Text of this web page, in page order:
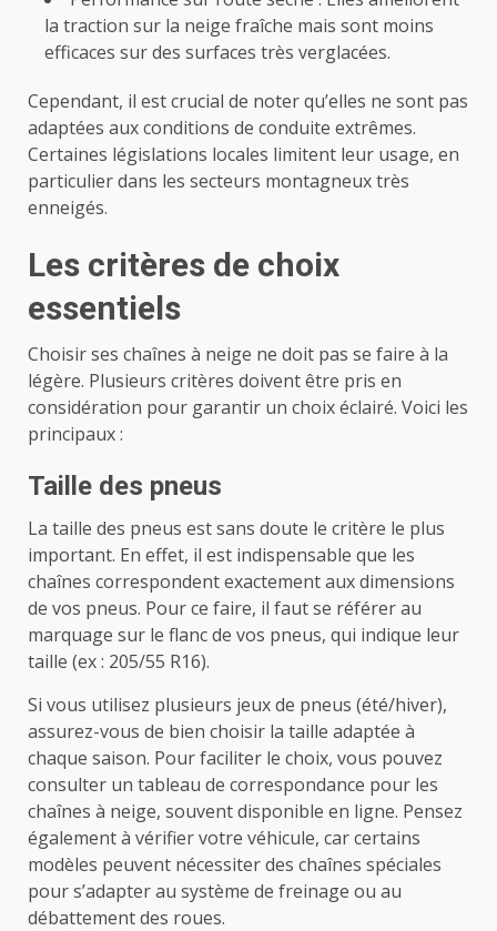
la traction sur la neige fraîche mais sont moins
efficaces sur des surfaces très verglacées.
Cependant, il est crucial de noter qu’elles ne sont pas
adaptées aux conditions de conduite extrêmes.
Certaines législations locales limitent leur usage, en
particulier dans les secteurs montagneux très
enneigés.
Les critères de choix
essentiels
Choisir ses chaînes à neige ne doit pas se faire à la
légère. Plusieurs critères doivent être pris en
considération pour garantir un choix éclairé. Voici les
principaux :
Taille des pneus
La taille des pneus est sans doute le critère le plus
important. En effet, il est indispensable que les
chaînes correspondent exactement aux dimensions
de vos pneus. Pour ce faire, il faut se référer au
marquage sur le flanc de vos pneus, qui indique leur
taille (ex : 205/55 R16).
Si vous utilisez plusieurs jeux de pneus (été/hiver),
assurez-vous de bien choisir la taille adaptée à
chaque saison. Pour faciliter le choix, vous pouvez
consulter un tableau de correspondance pour les
chaînes à neige, souvent disponible en ligne. Pensez
également à vérifier votre véhicule, car certains
modèles peuvent nécessiter des chaînes spéciales
pour s’adapter au système de freinage ou au
débattement des roues.